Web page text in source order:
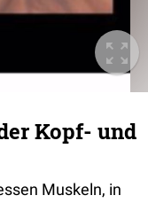
Kopf- und
Muskeln, in